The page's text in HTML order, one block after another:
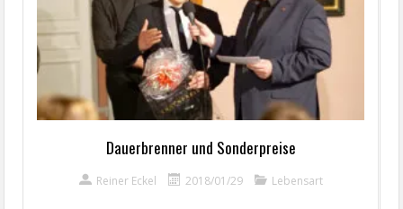
Dauerbrenner und Sonderpreise
Reiner Eckel 2018/01/29 Lebensart